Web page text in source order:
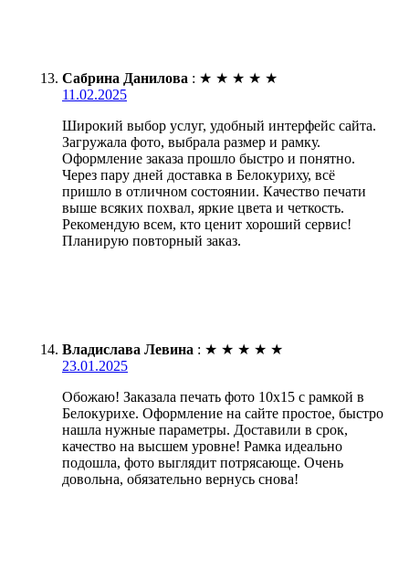
Сабрина Данилова : ★ ★ ★ ★ ★
11.02.2025
Широкий выбор услуг, удобный интерфейс сайта.
Загружала фото, выбрала размер и рамку.
Оформление заказа прошло быстро и понятно.
Через пару дней доставка в Белокуриху, всё
пришло в отличном состоянии. Качество печати
выше всяких похвал, яркие цвета и четкость.
Рекомендую всем, кто ценит хороший сервис!
Планирую повторный заказ.
Владислава Левина : ★ ★ ★ ★ ★
23.01.2025
Обожаю! Заказала печать фото 10х15 с рамкой в
Белокурихе. Оформление на сайте простое, быстро
нашла нужные параметры. Доставили в срок,
качество на высшем уровне! Рамка идеально
подошла, фото выглядит потрясающе. Очень
довольна, обязательно вернусь снова!